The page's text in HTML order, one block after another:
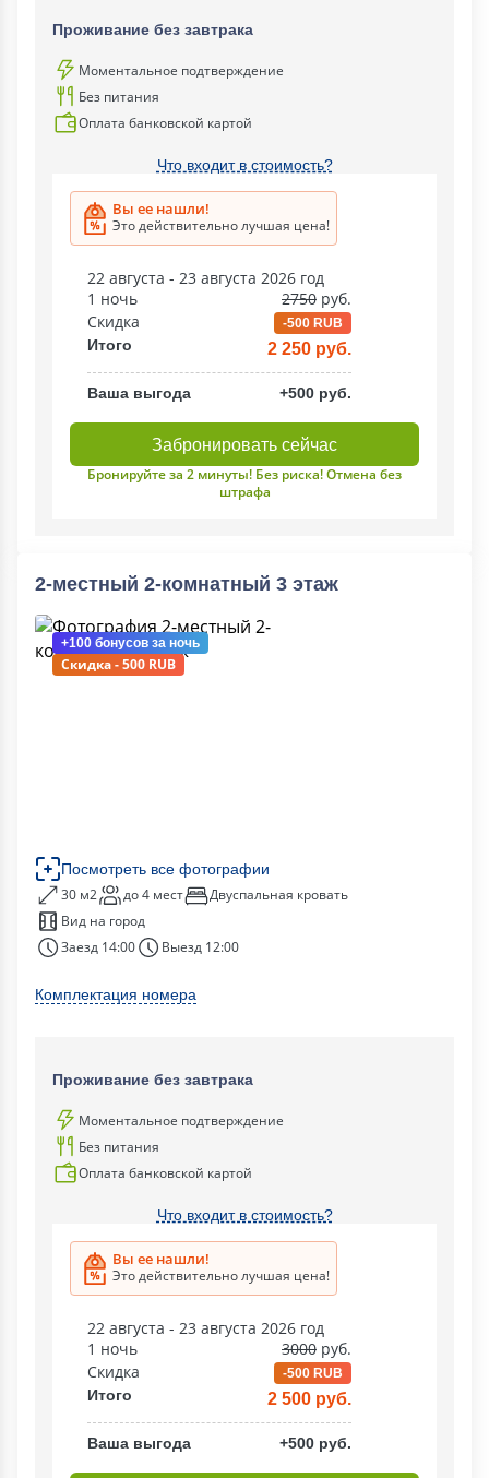
Проживание без завтрака
Моментальное подтверждение
Без питания
Оплата банковской картой
Что входит в стоимость?
Вы ее нашли!
Это действительно лучшая цена!
22 августа - 23 августа 2026 год
1 ночь
2750 руб.
Скидка
-500 RUB
Итого 2 250 руб.
Ваша выгода +500 руб.
Забронировать сейчас
Бронируйте за 2 минуты! Без риска! Отмена без
штрафа
2-местный 2-комнатный 3 этаж
+100 бонусов за ночь
Скидка - 500 RUB
Посмотреть все фотографии
30 м2 до 4 мест
Двуспальная кровать
Вид на город
Заезд 14:00
Выезд 12:00
Комплектация номера
Проживание без завтрака
Моментальное подтверждение
Без питания
Оплата банковской картой
Что входит в стоимость?
Вы ее нашли!
Это действительно лучшая цена!
22 августа - 23 августа 2026 год
1 ночь
3000 руб.
Скидка
-500 RUB
Итого 2 500 руб.
Ваша выгода +500 руб.